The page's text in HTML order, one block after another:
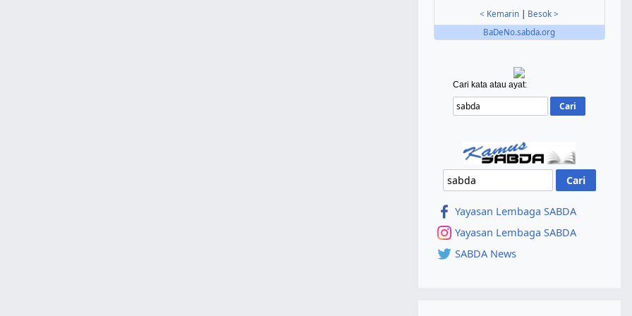
< Kemarin
Besok >
BaDeNo.sabda.org
Cari kata atau ayat:
Yayasan Lembaga SABDA
Yayasan Lembaga SABDA
SABDA News